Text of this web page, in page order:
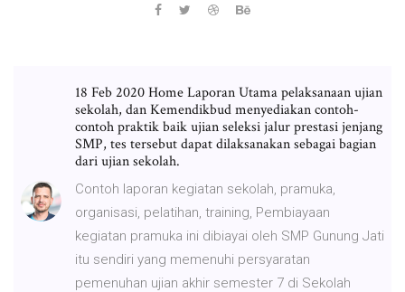
18 Feb 2020 Home Laporan Utama pelaksanaan ujian
sekolah, dan Kemendikbud menyediakan contoh-
contoh praktik baik ujian seleksi jalur prestasi jenjang
SMP, tes tersebut dapat dilaksanakan sebagai bagian
dari ujian sekolah.
Contoh laporan kegiatan sekolah, pramuka,
organisasi, pelatihan, training, Pembiayaan
kegiatan pramuka ini dibiayai oleh SMP Gunung Jati
itu sendiri yang memenuhi persyaratan
pemenuhan ujian akhir semester 7 di Sekolah